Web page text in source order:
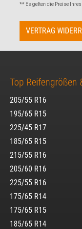
** Es gelten die Preise
VERTRAG
Top Reifengrößen
205/55 R16
195/65 R15
225/45 R17
185/65 R15
215/55 R16
205/60 R16
225/55 R16
175/65 R14
175/65 R15
185/65 R14